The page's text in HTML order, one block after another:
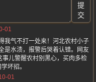
提
交
01
我气不打一处来！河北农村小子
是水渍，报警后哭着认错。网友
儿警醒农村别黑心，买肉多检
坏招。
01